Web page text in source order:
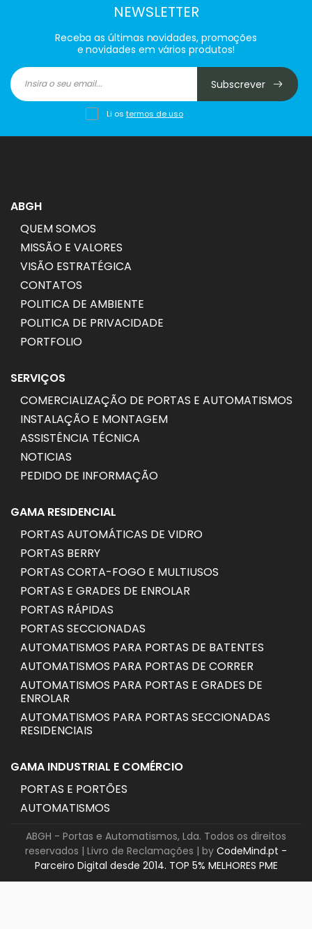
NEWSLETTER
Receba as últimas novidades, promoções
e novidades em vários produtos!
Subscrever
Li os termos de uso
ABGH
QUEM SOMOS
MISSÃO E VALORES
VISÃO ESTRATÉGICA
CONTATOS
POLITICA DE AMBIENTE
POLITICA DE PRIVACIDADE
PORTFOLIO
SERVIÇOS
COMERCIALIZAÇÃO DE PORTAS E AUTOMATISMOS
INSTALAÇÃO E MONTAGEM
ASSISTÊNCIA TÉCNICA
NOTICIAS
PEDIDO DE INFORMAÇÃO
GAMA RESIDENCIAL
PORTAS AUTOMÁTICAS DE VIDRO
PORTAS BERRY
PORTAS CORTA-FOGO E MULTIUSOS
PORTAS E GRADES DE ENROLAR
PORTAS RÁPIDAS
PORTAS SECCIONADAS
AUTOMATISMOS PARA PORTAS DE BATENTES
AUTOMATISMOS PARA PORTAS DE CORRER
AUTOMATISMOS PARA PORTAS E GRADES DE
ENROLAR
AUTOMATISMOS PARA PORTAS SECCIONADAS
RESIDENCIAIS
GAMA INDUSTRIAL E COMÉRCIO
PORTAS E PORTÕES
AUTOMATISMOS
ABGH - Portas e Automatismos, Lda. Todos os direitos
reservados | Livro de Reclamações | by CodeMind.pt -
Parceiro Digital desde 2014. TOP 5% MELHORES PME